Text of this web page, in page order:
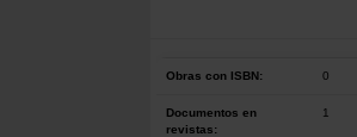
Obras con ISBN: 0
Documentos en
revistas:
1